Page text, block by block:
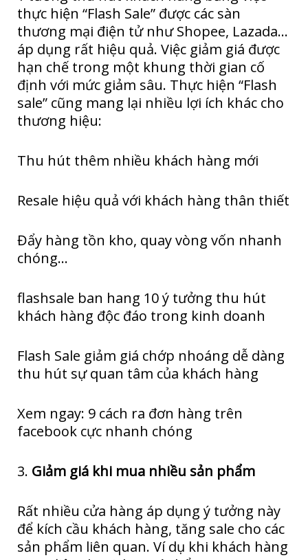
thực hiện “Flash Sale” được các sàn
thương mại điện tử như Shopee, Lazada…
áp dụng rất hiệu quả. Việc giảm giá được
hạn chế trong một khung thời gian cố
định với mức giảm sâu. Thực hiện “Flash
sale” cũng mang lại nhiều lợi ích khác cho
thương hiệu:
Thu hút thêm nhiều khách hàng mới
Resale hiệu quả với khách hàng thân thiết
Đẩy hàng tồn kho, quay vòng vốn nhanh
chóng…
flashsale ban hang 10 ý tưởng thu hút
khách hàng độc đáo trong kinh doanh
Flash Sale giảm giá chớp nhoáng dễ dàng
thu hút sự quan tâm của khách hàng
Xem ngay: 9 cách ra đơn hàng trên
facebook cực nhanh chóng
3. Giảm giá khi mua nhiều sản phẩm
Rất nhiều cửa hàng áp dụng ý tưởng này
để kích cầu khách hàng, tăng sale cho các
sản phẩm liên quan. Ví dụ khi khách hàng